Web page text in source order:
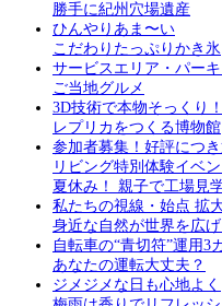
勝手に紀州穴場遺産
ひんやりあま〜い
こだわりたっぷりかき氷
サービスエリア・パー
ご当地グルメ
3D技術で本物そっくり！
レプリカをつくる博物館
参加者募集！好評につ
リビング特別体験イベン
夏休み！ 親子で工場見
私たちの視線・始点 拡
身近な自然が世界を広げ
自転車の“青切符”運用3
あなたの運転大丈夫？
ジメジメな日も心地よく